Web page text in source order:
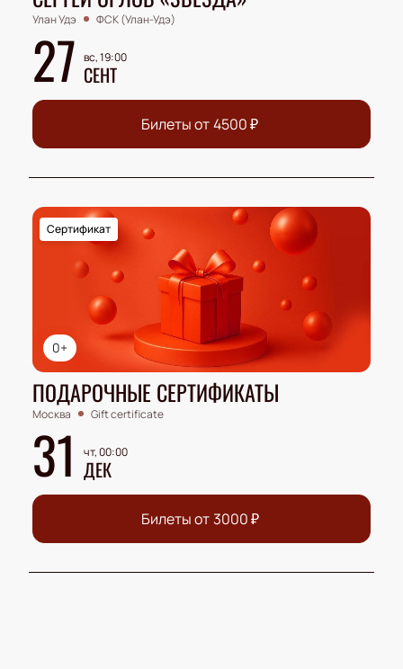
Улан Удэ ФСК (Улан-Удэ)
27 вс, 19:00
СЕНТ
Билеты от4500₽
0+
Сертификат
ПОДАРОЧНЫЕ СЕРТИФИКАТЫ
Москва Gift certificate
31 чт, 00:00
ДЕК
Билеты от 3000₽